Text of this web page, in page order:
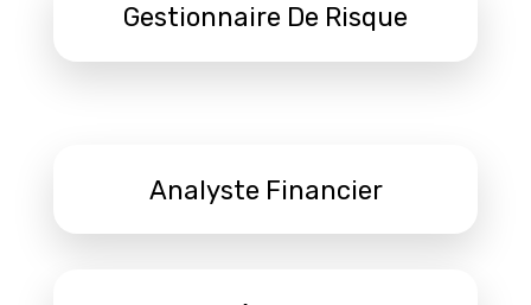
Gestionnaire De Risque
Analyste Financier